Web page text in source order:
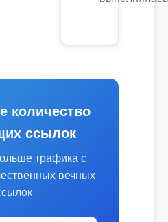
количество
ссылок
трафика с
вечных